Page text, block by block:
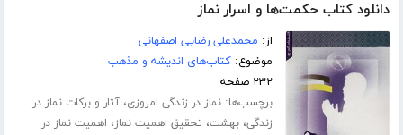
دانلود کتاب حکمت‌ها و اسرار نماز
از: محمدعلی رضایی اصفهانی
موضوع:کتاب‌های اندیشه و مذهب
۲۳۲ صفحه
برچسب‌ها:نماز در زندگی امروزی،آثار و برکات نماز در
زندگی،بهشت، تحقیق اهمیت نماز، اهمیت نماز در